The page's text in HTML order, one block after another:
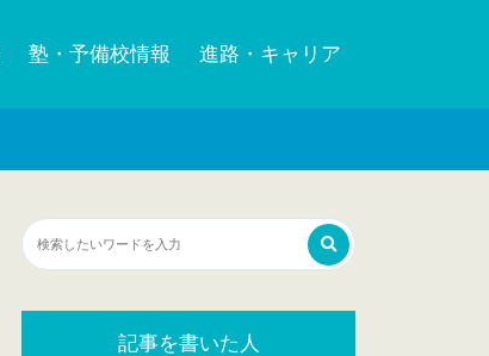
塾・予備校情報 進路・キャリア
記事を書いた人